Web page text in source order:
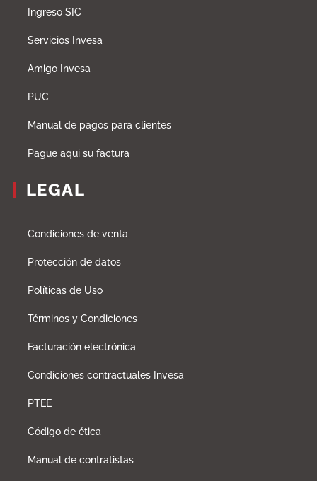
Ingreso SIC
Servicios Invesa
Amigo Invesa
PUC
Manual de pagos para clientes
Pague aqui su factura
LEGAL
Condiciones de venta
Protección de datos
Políticas de Uso
Términos y Condiciones
Facturación electrónica
Condiciones contractuales Invesa
PTEE
Código de ética
Manual de contratistas